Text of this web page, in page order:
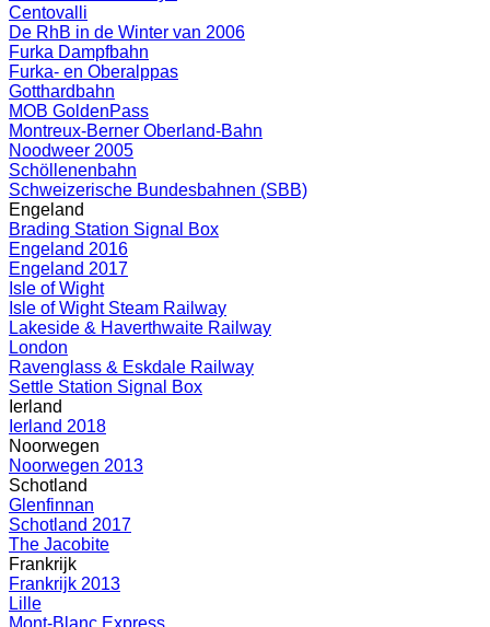
Centovalli
De RhB in de Winter van 2006
Furka Dampfbahn
Furka- en Oberalppas
Gotthardbahn
MOB GoldenPass
Montreux-Berner Oberland-Bahn
Noodweer 2005
Schöllenenbahn
Schweizerische Bundesbahnen (SBB)
Engeland
Brading Station Signal Box
Engeland 2016
Engeland 2017
Isle of Wight
Isle of Wight Steam Railway
Lakeside & Haverthwaite Railway
London
Ravenglass & Eskdale Railway
Settle Station Signal Box
Ierland
Ierland 2018
Noorwegen
Noorwegen 2013
Schotland
Glenfinnan
Schotland 2017
The Jacobite
Frankrijk
Frankrijk 2013
Lille
Mont-Blanc Express